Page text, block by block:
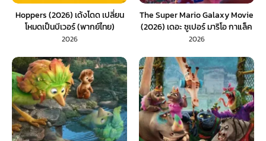
Hoppers (2026) เด้งโดด เปลี่ยน
โหมดเป็นบีเวอร์ (พากย์ไทย)
2026
The Super Mario Galaxy Movie
(2026) เดอะ ซูเปอร์ มาริโอ กาแล็ค
ซี่ มูฟวี่ (พากย์ไทย)
2026